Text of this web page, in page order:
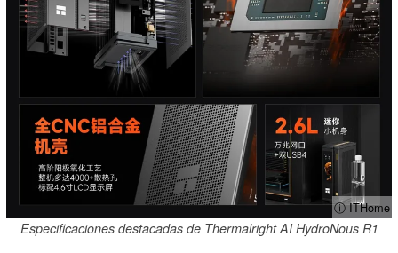
ⓘ ITHome
Especificaciones destacadas de Thermalright AI HydroNous R1